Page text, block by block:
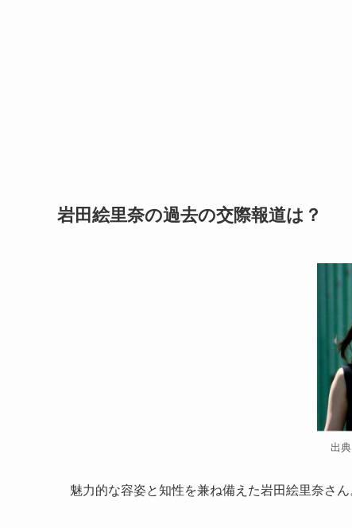
岩田絵里奈の過去の交際報道は？
出典
魅力的な容姿と知性を兼ね備えた岩田絵里奈さん